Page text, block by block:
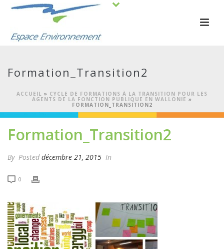
Formation_Transition2
ACCUEIL » CYCLE DE FORMATIONS À LA TRANSITION POUR LES
AGENTS DE LA FONCTION PUBLIQUE EN WALLONIE »
FORMATION_TRANSITION2
Formation_Transition2
By Posted décembre 21, 2015 In
0